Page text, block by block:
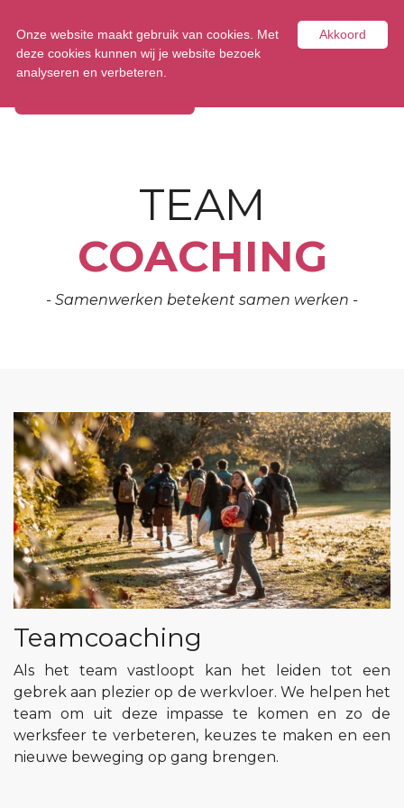
TEAM
COACHING
- Samenwerken betekent samen werken -
Teamcoaching
Als het team vastloopt kan het leiden tot een
gebrek aan plezier op de werkvloer. We helpen het
team om uit deze impasse te komen en zo de
werksfeer te verbeteren, keuzes te maken en een
nieuwe beweging op gang brengen.
Akkoord
Onze website maakt gebruik van cookies. Met
deze cookies kunnen wij je website bezoek
analyseren en verbeteren.